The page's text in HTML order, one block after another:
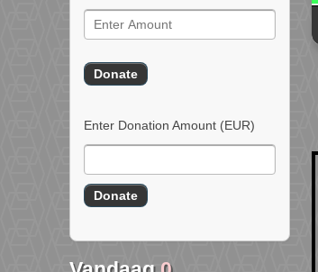
Enter Donation Amount (EUR)